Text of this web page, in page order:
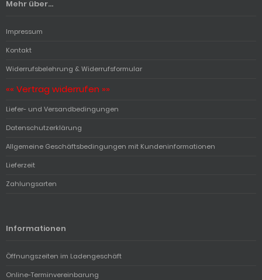
Mehr über...
Impressum
Kontakt
Widerrufsbelehrung & Widerrufsformular
«« Vertrag widerrufen »»
Liefer- und Versandbedingungen
Datenschutzerklärung
Allgemeine Geschäftsbedingungen mit Kundeninformationen
Lieferzeit
Zahlungsarten
Informationen
Öffnungszeiten im Ladengeschäft
Online-Terminvereinbarung